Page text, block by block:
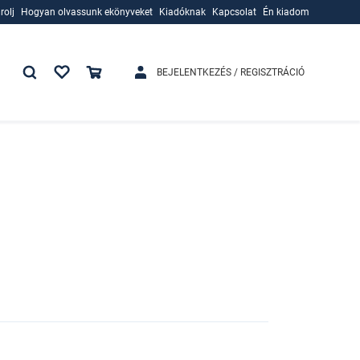
Hogyan olvassunk ekönyveket
Kiadóknak
Kapcsolat Én kiadom
BEJELENTKEZÉS / REGISZTRÁCIÓ